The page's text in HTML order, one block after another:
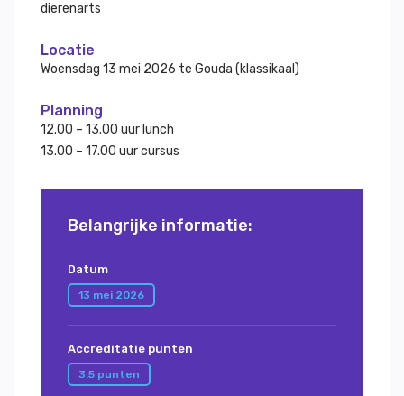
dierenarts
Locatie
Woensdag 13 mei 2026 te Gouda (klassikaal)
Planning
12.00 – 13.00 uur lunch
13.00 – 17.00 uur cursus
Belangrijke informatie:
Datum
13 mei 2026
Accreditatie punten
3.5 punten